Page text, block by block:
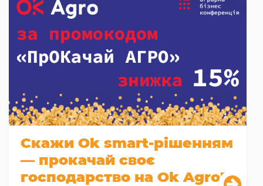
Скажи Оk smart-рішенням
— прокачай своє
господарство на Оk Agro!